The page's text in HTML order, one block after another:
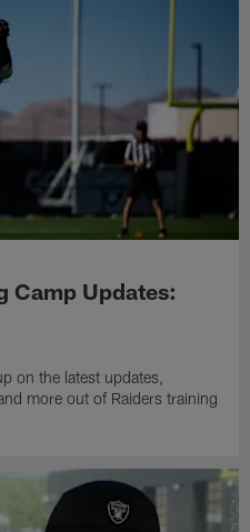
Camp Updates:
on the latest updates,
more out of Raiders training